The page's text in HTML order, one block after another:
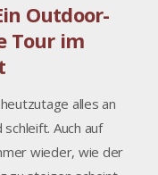
Outdoor-
Tour im
alles an
Auch auf
wieder, wie der